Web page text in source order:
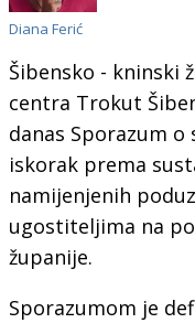
Diana Ferić
Šibensko - kninski
centra Trokut
danas Sporazum
iskorak prema
namijenjenih
ugostiteljima na
županije.
Sporazumom je